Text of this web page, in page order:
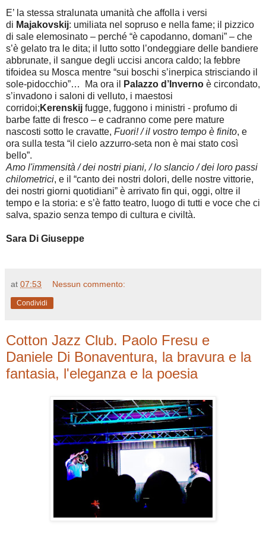
E’ la stessa stralunata umanità che affolla i versi
di Majakovskij: umiliata nel sopruso e nella fame; il pizzico
di sale elemosinato – perché “è capodanno, domani” – che
s’è gelato tra le dita; il lutto sotto l’ondeggiare delle bandiere
abbrunate, il sangue degli uccisi ancora caldo; la febbre
tifoidea su Mosca mentre “sui boschi s’inerpica strisciando il
sole-pidocchio”… Ma ora il
Palazzo d’Inverno è circondato,
s’invadono i saloni di velluto, i maestosi
corridoi; Kerenskij fugge, fuggono i ministri - profumo di
barbe fatte di fresco – e cadranno come pere mature
nascosti sotto le cravatte, Fuori! / il vostro tempo è finito, e
ora sulla testa “il cielo azzurro-seta non è mai stato così
bello”.
Amo l'immensità / dei nostri piani, / lo slancio / dei loro passi
chilometrici, e il “canto dei nostri dolori, delle nostre vittorie,
dei nostri giorni quotidiani” è arrivato fin qui, oggi, oltre il
tempo e la storia: e s’è fatto teatro, luogo di tutti e voce che ci
salva, spazio senza tempo di cultura e civiltà.
Sara Di Giuseppe
at 07:53 Nessun commento:
Condividi
Cotton Jazz Club. Paolo Fresu e
Daniele Di Bonaventura, la bravura e la
fantasia, l'eleganza e la poesia